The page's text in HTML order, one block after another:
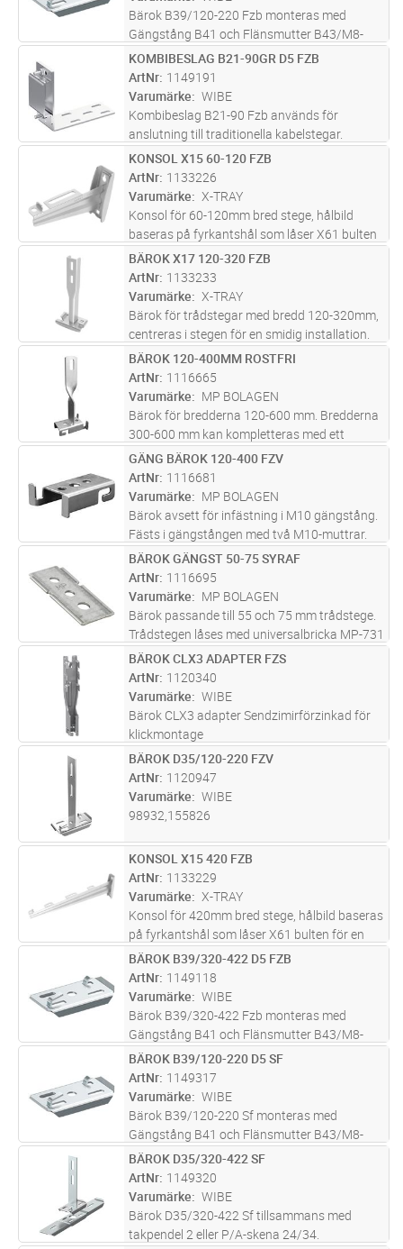
Bärok B39/120-220 Fzb monteras med
Gängstång B41 och Flänsmutter B43/M8-
M10.
ST Lägg i kundvagn
KOMBIBESLAG B21-90GR D5 FZB
ArtNr 1149191
Varumärke
WIBE
Kombibeslag B21-90 Fzb används för
anslutning till traditionella kabelstegar.
ST Lägg i kundvagn
KONSOL X15 60-120 FZB
ArtNr 1133226
Varumärke
X-TRAY
Konsol för 60-120mm bred stege, hålbild
baseras på fyrkantshål som låser X61 bulten
för en smidigare installation, hålbilden är även
konstruerad så att den passar U-profiler om
pendling behöver utför
ST Lägg i kundvagn
BÄROK X17 120-320 FZB
ArtNr 1133233
Varumärke
X-TRAY
Bärok för trådstegar med bredd 120-320mm,
centreras i stegen för en smidig installation.
Låser med X61 bult och X62 flänsmutter.
Används tillsammans med lättpendel X14
eller X11 pendel premium. Hålbi
ST Lägg i kundvagn
BÄROK 120-400MM ROSTFRI
ArtNr 1116665
Varumärke
MP BOLAGEN
Bärok för bredderna 120-600 mm. Bredderna
300-600 mm kan kompletteras med ett
bäroks­stöd för att förhindra att kanterna
böjer ner. Maxlast = 80 kg. Brottlast = 1,7 ggr
maxlast.
ST Lägg i kundvagn
GÄNG BÄROK 120-400 FZV
ArtNr 1116681
Varumärke
MP BOLAGEN
Bärok avsett för infästning i M10 gängstång.
Fästs i gängstången med två M10-muttrar.
Iakttag försiktighet vid osymmetrisk
belastning.
ST Lägg i kundvagn
BÄROK GÄNGST 50-75 SYRAF
ArtNr 1116695
Varumärke
MP BOLAGEN
Bärok passande till 55 och 75 mm trådstege.
Trådstegen låses med universalbricka MP-731
och montageskruv MP-937.
ST Lägg i kundvagn
BÄROK CLX3 ADAPTER FZS
ArtNr 1120340
Varumärke
WIBE
Bärok CLX3 adapter Sendzimirförzinkad för
klickmontage
ST Lägg i kundvagn
BÄROK D35/120-220 FZV
ArtNr 1120947
Varumärke
WIBE
98932,155826
ST Lägg i kundvagn
KONSOL X15 420 FZB
ArtNr 1133229
Varumärke
X-TRAY
Konsol för 420mm bred stege, hålbild baseras
på fyrkantshål som låser X61 bulten för en
smidigare installation, hålbilden är även
konstruerad så att den passar U-profiler om
pendling behöver utföras.
ST Lägg i kundvagn
BÄROK B39/320-422 D5 FZB
ArtNr 1149118
Varumärke
WIBE
Bärok B39/320-422 Fzb monteras med
Gängstång B41 och Flänsmutter B43/M8-
M10.
ST Lägg i kundvagn
BÄROK B39/120-220 D5 SF
ArtNr 1149317
Varumärke
WIBE
Bärok B39/120-220 Sf monteras med
Gängstång B41 och Flänsmutter B43/M8-
M10.
ST Lägg i kundvagn
BÄROK D35/320-422 SF
ArtNr 1149320
Varumärke
WIBE
Bärok D35/320-422 Sf tillsammans med
takpendel 2 eller P/A-skena 24/34.